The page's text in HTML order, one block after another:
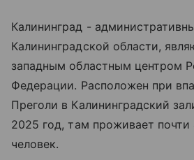
Калининград -
Калининградской области,
западным областным центром
Федерации. Расположен при
Преголи в Калининградский
2025 год, там проживает
человек.